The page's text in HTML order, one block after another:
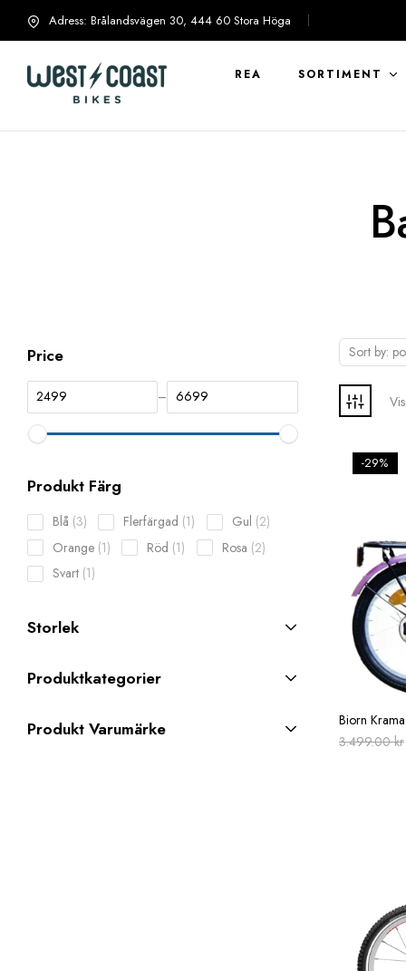
Adress: Brålandsvägen 30, 444 60 Stora Höga
info@westcoastbikes.se
REA SORTIMENT
Price
–
Produkt Färg
Blå 33
products
Flerfärgad 11
product
Gul 22
Orange 11
Röd 11
Rosa 22
Svart 11
Storlek
Produktkategorier
Produkt Varumärke
Sort by:
-29%
Biorn
3.499.00kr